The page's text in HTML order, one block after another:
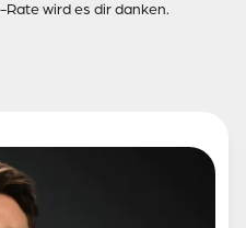
wird es dir danken.